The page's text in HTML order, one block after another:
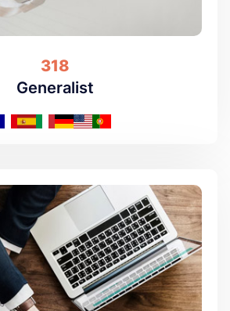
318
Generalist